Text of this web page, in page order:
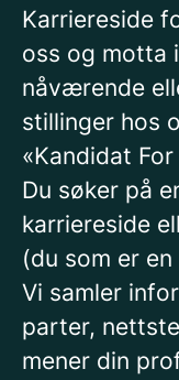
Karriereside
oss og motta
nåværende
stillinger hos
«Kandidat
Du søker på
karriereside
(du som er
Vi samler
parter,
mener din